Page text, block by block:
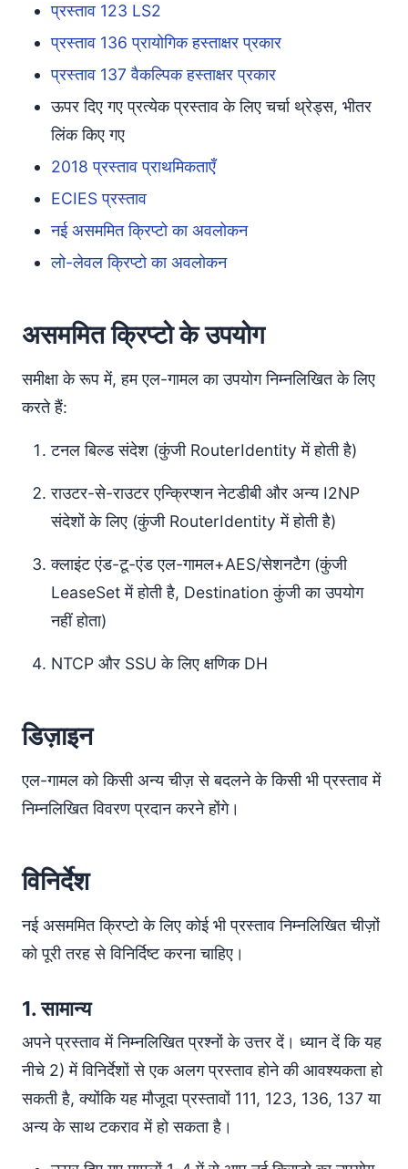
प्रस्ताव 123 LS2
प्रस्ताव 136 प्रायोगिक हस्ताक्षर प्रकार
प्रस्ताव 137 वैकल्पिक हस्ताक्षर प्रकार
ऊपर दिए गए प्रत्येक प्रस्ताव के लिए चर्चा थ्रेड्स, भीतर
लिंक किए गए
2018 प्रस्ताव प्राथमिकताएँ
ECIES प्रस्ताव
नई असममित क्रिप्टो का अवलोकन
लो-लेवल क्रिप्टो का अवलोकन
असममित क्रिप्टो के उपयोग
समीक्षा के रूप में, हम एल-गामल का उपयोग निम्नलिखित के लिए
करते हैं:
टनल बिल्ड संदेश (कुंजी RouterIdentity में होती है)
राउटर-से-राउटर एन्क्रिप्शन नेटडीबी और अन्य I2NP
संदेशों के लिए (कुंजी RouterIdentity में होती है)
क्लाइंट एंड-टू-एंड एल-गामल+AES/सेशनटैग (कुंजी
LeaseSet में होती है, Destination कुंजी का उपयोग
नहीं होता)
NTCP और SSU के लिए क्षणिक DH
डिज़ाइन
एल-गामल को किसी अन्य चीज़ से बदलने के किसी भी प्रस्ताव में
निम्नलिखित विवरण प्रदान करने होंगे।
विनिर्देश
नई असममित क्रिप्टो के लिए कोई भी प्रस्ताव निम्नलिखित चीज़ों
को पूरी तरह से विनिर्दिष्ट करना चाहिए।
1. सामान्य
अपने प्रस्ताव में निम्नलिखित प्रश्नों के उत्तर दें। ध्यान दें कि यह
नीचे 2) में विनिर्देशों से एक अलग प्रस्ताव होने की आवश्यकता हो
सकती है, क्योंकि यह मौजूदा प्रस्तावों 111, 123, 136, 137 या
अन्य के साथ टकराव में हो सकता है।